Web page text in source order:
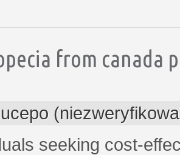
from
seeking cost-